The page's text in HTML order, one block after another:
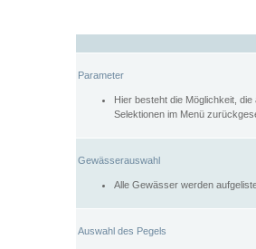
Parameter
Hier besteht die Möglichkeit,
Selektionen im Menü
Gewässerauswahl
Alle Gewässer werden
Auswahl des Pegels